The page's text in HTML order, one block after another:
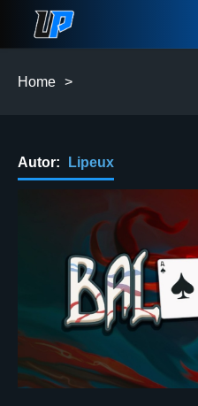
Home >
Autor: Lipeux